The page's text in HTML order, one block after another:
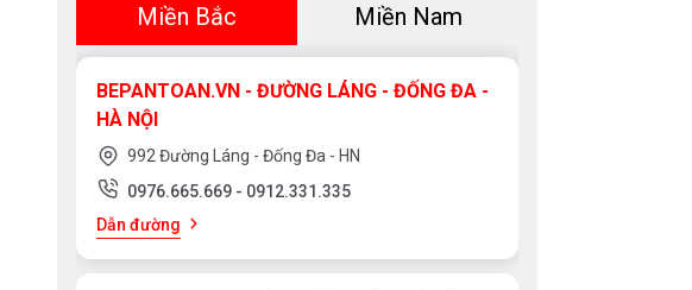
Miền Bắc Miền Nam
BEPANTOAN.VN - ĐƯỜNG LÁNG - ĐỐNG ĐA -
HÀ NỘI
992 Đường Láng - Đống Đa - HN
0976.665.669 - 0912.331.335
Dẫn đường